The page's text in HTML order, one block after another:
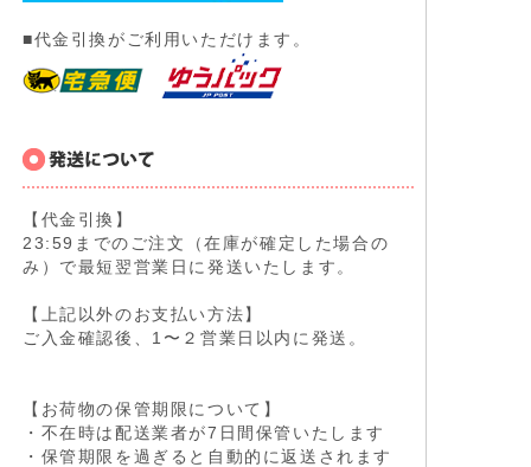
■代金引換がご利用いただけます。
【代金引換】
23:59までのご注文（在庫が確定した場合の
み）で最短翌営業日に発送いたします。
【上記以外のお支払い方法】
ご入金確認後、1〜２営業日以内に発送。
【お荷物の保管期限について】
・不在時は配送業者が7日間保管いたします
・保管期限を過ぎると自動的に返送されます